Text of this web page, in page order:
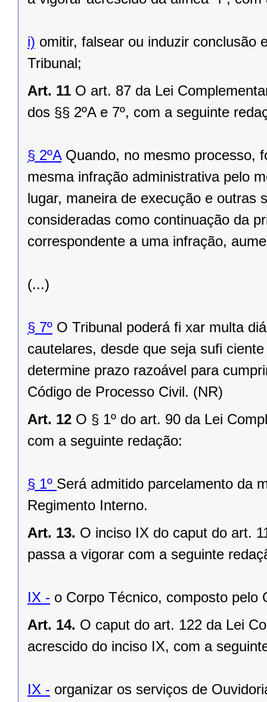
i) omitir, falsear ou induzir conclusão
Tribunal;
Art. 11 O art. 87 da Lei
dos §§ 2ºA e 7º, com a seguinte
§ 2ºAQuando, no mesmo processo,
mesma infração administrativa pelo
lugar, maneira de execução e outras
consideradas como continuação da
correspondente a uma infração,
(...)
§ 7º O Tribunal poderá fi xar multa
cautelares, desde que seja sufi
determine prazo razoável para
Código de Processo Civil. (NR)
Art. 12 O § 1º do art. 90 da Lei
com a seguinte redação:
§ 1º Será admitido parcelamento da
Regimento Interno.
Art. 13. O inciso IX do caput do art.
passa a vigorar com a seguinte
IX - o Corpo Técnico, composto pelo
Art. 14. O caput do art. 122 da Lei
acrescido do inciso IX, com a
IX - organizar os serviços de